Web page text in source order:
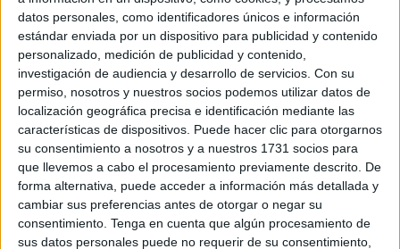
datos personales, como identificadores únicos e información
estándar enviada por un dispositivo para publicidad y contenido
personalizado, medición de publicidad y contenido,
investigación de audiencia y desarrollo de servicios. Con su
permiso, nosotros y nuestros socios podemos utilizar datos de
localización geográfica precisa e identificación mediante las
características de dispositivos. Puede hacer clic para otorgarnos
su consentimiento a nosotros y a nuestros 1731 socios para
que llevemos a cabo el procesamiento previamente descrito. De
forma alternativa, puede acceder a información más detallada y
cambiar sus preferencias antes de otorgar o negar su
consentimiento. Tenga en cuenta que algún procesamiento de
sus datos personales puede no requerir de su consentimiento,
busca convertir Ceuta en un lugar mejor gracias a su
habilidad con las agujas.
Las 22 mujeres que forman parte de este colectivo no dan
"puntada sin hilo", así que para ellas cada minuto de su
tiempo libre es una oportunidad para crear herramientas
que puedan ayudar a otras personas.
Con esa mentalidadaltruistallevan tejiendo desde abril
para la Fundación Eduardo Gallardo Salguero, a la que
entregarán este jueves casi un centenar de piezas
destinadas a la estimulación sensorial de sus usuarios.